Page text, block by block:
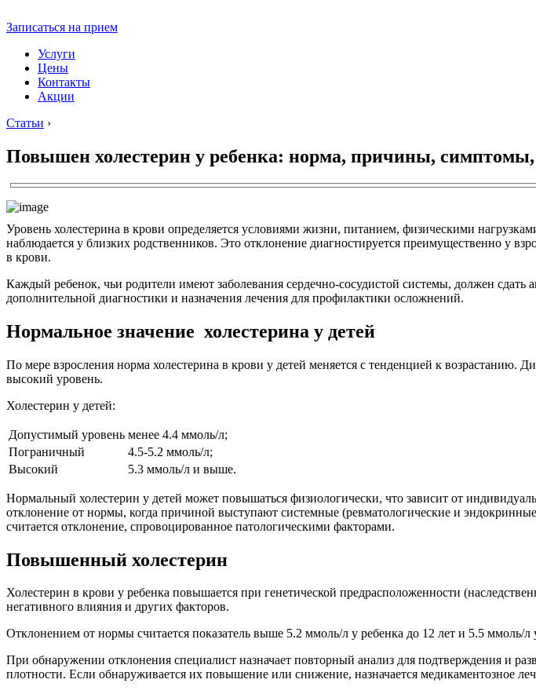
Записаться на прием
Услуги
Цены
Контакты
Акции
Статьи ›
Повышен холестерин у ребенка: норма, причины, симптомы,
Уровень холестерина в крови определяется условиями жизни, питанием, физическими
наблюдается у близких родственников. Это отклонение диагностируется преимущественно у
в крови.
Каждый ребенок, чьи родители имеют заболевания сердечно-сосудистой системы, должен
дополнительной диагностики и назначения лечения для профилактики осложнений.
Нормальное значение холестерина у детей
По мере взросления норма холестерина в крови у детей меняется с тенденцией к возрастанию.
высокий уровень.
Холестерин у детей:
Допустимый уровень менее 4.4 ммоль/л;
Пограничный
4.5-5.2 ммоль/л;
Высокий
5.3 ммоль/л и выше.
Нормальный холестерин у детей может повышаться физиологически, что зависит от
отклонение от нормы, когда причиной выступают системные (ревматологические и
считается отклонение, спровоцированное патологическими факторами.
Повышенный холестерин
Холестерин в крови у ребенка повышается при генетической предрасположенности
негативного влияния и других факторов.
Отклонением от нормы считается показатель выше 5.2 ммоль/л у ребенка до 12 лет и 5.5 ммоль/л
При обнаружении отклонения специалист назначает повторный анализ для подтверждения и
плотности. Если обнаруживается их повышение или снижение, назначается медикаментозное